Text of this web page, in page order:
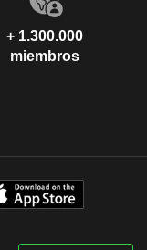
+ 1.300.000
miembros